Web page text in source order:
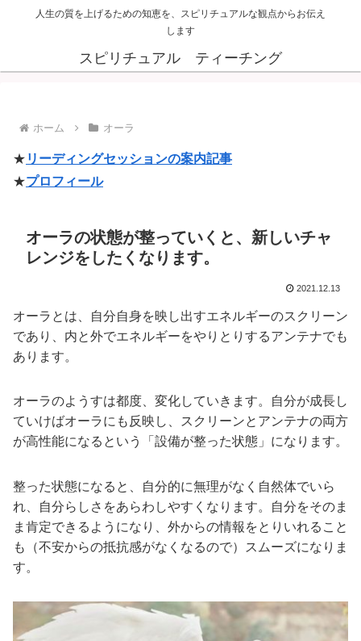
人生の質を上げるための知恵を、スピリチュアルな観点からお伝え
します
スピリチュアル ティーチング
ホーム オーラ
★ リーディングセッションの案内記事
★プロフィール
オーラの状態が整っていくと、新しいチャ
レンジをしたくなります。
2021.12.13
オーラとは、自分自身を映し出すエネルギーのスクリーン
であり、内と外でエネルギーをやりとりするアンテナでも
あります。
オーラのようすは都度、変化していきます。自分が成長し
ていけばオーラにも反映し、スクリーンとアンテナの両方
が高性能になるという「設備が整った状態」になります。
整った状態になると、自分的に無理がなく自然体でいら
れ、自分らしさをあらわしやすくなります。自分をそのま
ま肯定できるようになり、外からの情報をとりいれること
も（不安からの抵抗感がなくなるので）スムーズになりま
す。